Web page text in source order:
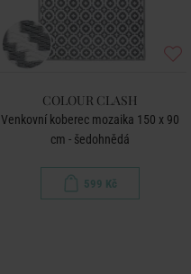
COLOUR CLASH
Venkovní koberec mozaika 150 x 90
cm - šedohnědá
599 Kč